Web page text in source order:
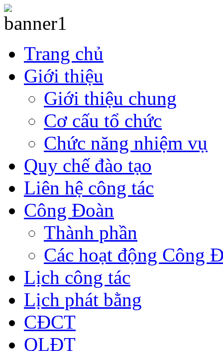
Trang chủ
Giới thiệu
Giới thiệu chung
Cơ cấu tổ chức
Chức năng nhiệm vụ
Quy chế đào tạo
Liên hệ công tác
Công Đoàn
Thành phần
Các hoạt động Công
Lịch công tác
Lịch phát bằng
CĐCT
QLĐT